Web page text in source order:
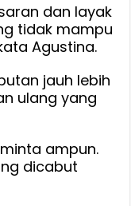
dan layak
tidak mampu
Agustina.
jauh lebih
ulang yang
ampun.
dicabut